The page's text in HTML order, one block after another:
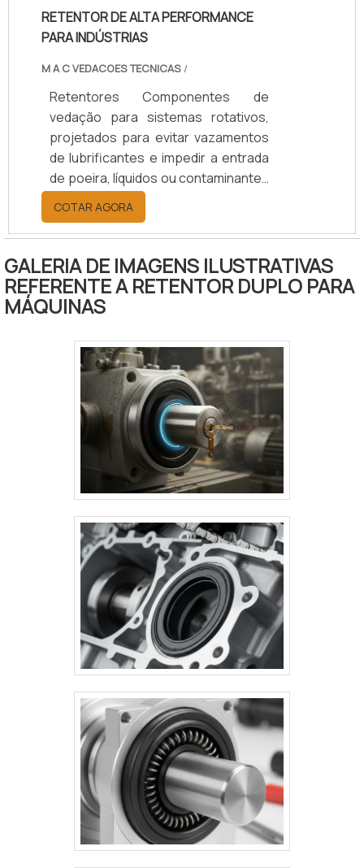
de manutenção e garantem
eficiência operacional.
RETENTOR DE ALTA PERFORMANCE
PARA INDÚSTRIAS
M A C VEDACOES TECNICAS /
Retentores Componentes de
vedação para sistemas rotativos,
projetados para evitar vazamentos
de lubrificantes e impedir a entrada
de poeira, líquidos ou contaminantes
em eixos e rolamentos. Disponíveis
em borracha nitrílica (NBR), Viton
(FKM), silicone, PTFE ou grafite,
suportam temperaturas de -40°C a
+200°C, conforme o material.
Oferecem opções de vedação
e diâmetros de 10 a 200 mm.
Aplicados em setores automotivo,
agrícola, naval, ferroviário e
industrial, aumentam a durabilidade
dos componentes, reduzem custos
de manutenção e garantem
eficiência operacional.
COTAR AGORA
GALERIA DE IMAGENS ILUSTRATIVAS
REFERENTE A RETENTOR DUPLO PARA
MÁQUINAS